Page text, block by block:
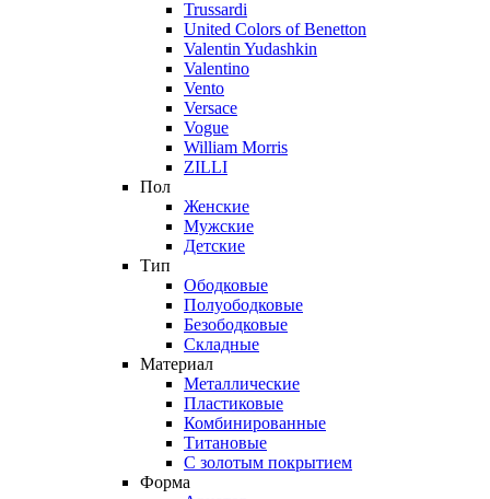
Trussardi
United Colors of Benetton
Valentin Yudashkin
Valentino
Vento
Versace
Vogue
William Morris
ZILLI
Пол
Женские
Мужские
Детские
Тип
Ободковые
Полуободковые
Безободковые
Складные
Материал
Металлические
Пластиковые
Комбинированные
Титановые
С золотым покрытием
Форма